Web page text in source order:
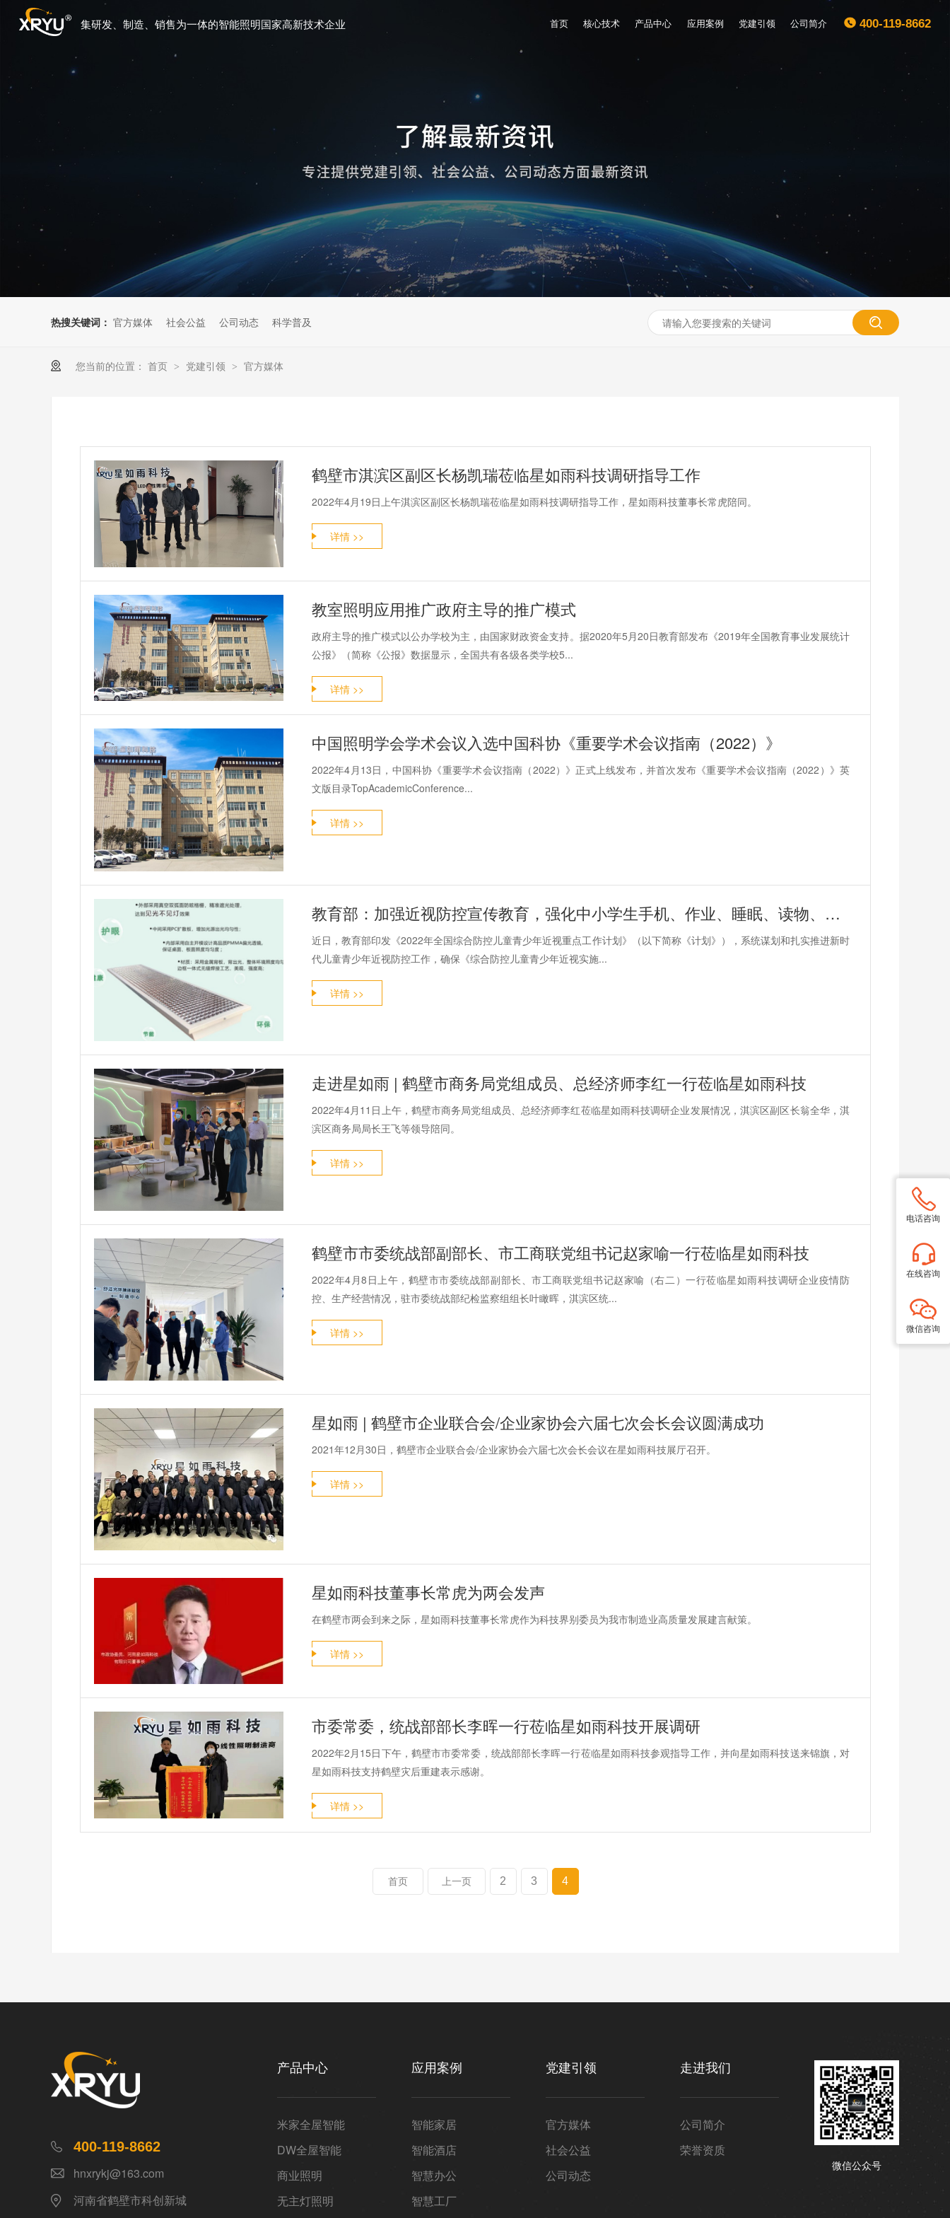
集研发、制造、销售为一体的智能照明国家高新技术企业 400-119-8662
首页 核心技术 产品中心 应用案例 党建引领 公司简介
热搜关键词： 官方媒体 社会公益 公司动态 科学普及
您当前的位置： 首页 > 党建引领 > 官方媒体
鹤壁市淇滨区副区长杨凯瑞莅临星如雨科技调研指导工作
2022年4月19日上午淇滨区副区长杨凯瑞莅临星如雨科技调研指导工作，星如雨科技董事长常虎陪同。
详情 >>
教室照明应用推广政府主导的推广模式
政府主导的推广模式以公办学校为主，由国家财政资金支持。据2020年5月20日教育部发布《2019年全国教育事业发展统计
公报》（简称《公报》数据显示，全国共有各级各类学校5...
详情 >>
中国照明学会学术会议入选中国科协《重要学术会议指南（2022）》
2022年4月13日，中国科协《重要学术会议指南（2022）》正式上线发布，并首次发布《重要学术会议指南（2022）》英
文版目录TopAcademicConference...
详情 >>
教育部：加强近视防控宣传教育，强化中小学生手机、作业、睡眠、读物、体质五项管理
近日，教育部印发《2022年全国综合防控儿童青少年近视重点工作计划》（以下简称《计划》），系统谋划和扎实推进新时
代儿童青少年近视防控工作，确保《综合防控儿童青少年近视实施...
详情 >>
走进星如雨 | 鹤壁市商务局党组成员、总经济师李红一行莅临星如雨科技
2022年4月11日上午，鹤壁市商务局党组成员、总经济师李红莅临星如雨科技调研企业发展情况，淇滨区副区长翁全华，淇
滨区商务局局长王飞等领导陪同。
详情 >>
鹤壁市市委统战部副部长、市工商联党组书记赵家喻一行莅临星如雨科技
2022年4月8日上午，鹤壁市市委统战部副部长、市工商联党组书记赵家喻（右二）一行莅临星如雨科技调研企业疫情防
控、生产经营情况，驻市委统战部纪检监察组组长叶瞰晖，淇滨区统...
详情 >>
星如雨 | 鹤壁市企业联合会/企业家协会六届七次会长会议圆满成功
2021年12月30日，鹤壁市企业联合会/企业家协会六届七次会长会议在星如雨科技展厅召开。
详情 >>
星如雨科技董事长常虎为两会发声
在鹤壁市两会到来之际，星如雨科技董事长常虎作为科技界别委员为我市制造业高质量发展建言献策。
详情 >>
市委常委，统战部部长李晖一行莅临星如雨科技开展调研
2022年2月15日下午，鹤壁市市委常委，统战部部长李晖一行莅临星如雨科技参观指导工作，并向星如雨科技送来锦旗，对
星如雨科技支持鹤壁灾后重建表示感谢。
详情 >>
首页 上一页 2 3 4
400-119-8662
hnxrykj@163.com
河南省鹤壁市科创新城
产品中心
米家全屋智能
DW全屋智能
商业照明
无主灯照明
应用案例
智能家居
智能酒店
智慧办公
智慧工厂
党建引领
官方媒体
社会公益
公司动态
走进我们
公司简介
荣誉资质
微信公众号
电话咨询
在线咨询
微信咨询